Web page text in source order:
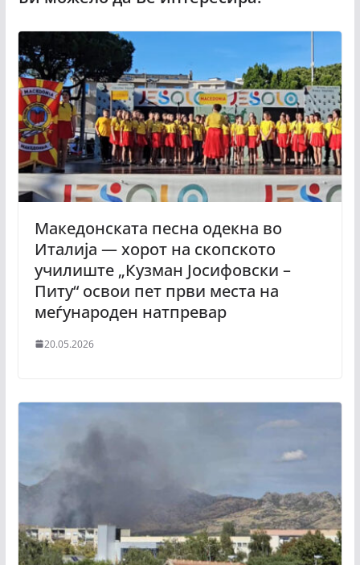
Mакедонската песна одекна во
Италија — хорот на скопското
училиште „Кузман Јосифовски –
Питу“ освои пет први места на
меѓународен натпревар
20.05.2026